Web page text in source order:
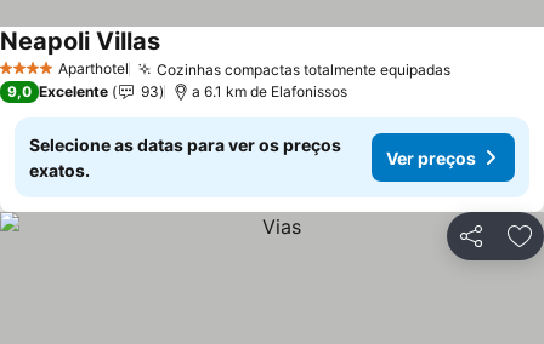
4 EstrelasAparthotel Cozinhas compactas totalmente equipadasVer
Neapoli VillasVer preços
9,0 Excelente 93 a 6.1 km de Elafonissos
Selecione as datas para ver os preços
exatos.
Ver preços
Partilhar